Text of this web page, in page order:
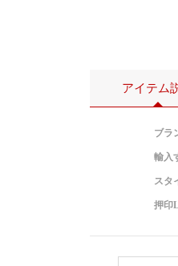
アイテム
ブラ
輸入
スタ
押印